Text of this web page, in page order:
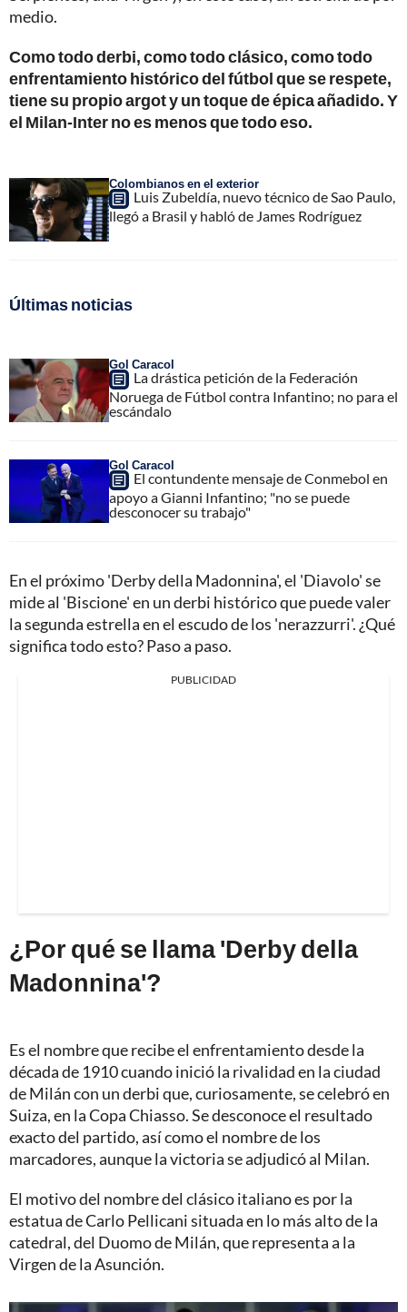
medio.
Como todo derbi, como todo clásico, como todo
enfrentamiento histórico del fútbol que se respete,
tiene su propio argot y un toque de épica añadido. Y
el Milan-Inter no es menos que todo eso.
Colombianos en el exterior
Luis Zubeldía, nuevo técnico de Sao Paulo,
llegó a Brasil y habló de James Rodríguez
Últimas noticias
Gol Caracol
La drástica petición de la Federación
Noruega de Fútbol contra Infantino; no para el
escándalo
Gol Caracol
El contundente mensaje de Conmebol en
apoyo a Gianni Infantino; "no se puede
desconocer su trabajo"
En el próximo 'Derby della Madonnina', el 'Diavolo' se
mide al 'Biscione' en un derbi histórico que puede valer
la segunda estrella en el escudo de los 'nerazzurri'. ¿Qué
significa todo esto? Paso a paso.
PUBLICIDAD
¿Por qué se llama 'Derby della
Madonnina'?
Es el nombre que recibe el enfrentamiento desde la
década de 1910 cuando inició la rivalidad en la ciudad
de Milán con un derbi que, curiosamente, se celebró en
Suiza, en la Copa Chiasso. Se desconoce el resultado
exacto del partido, así como el nombre de los
marcadores, aunque la victoria se adjudicó al Milan.
El motivo del nombre del clásico italiano es por la
estatua de Carlo Pellicani situada en lo más alto de la
catedral, del Duomo de Milán, que representa a la
Virgen de la Asunción.